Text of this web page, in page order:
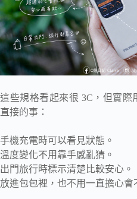
這些規格看起來很 3C，但實際
直接的事：
手機充電時可以看見狀態。
溫度變化不用靠手感亂猜。
出門旅行時標示清楚比較安心。
放進包包裡，也不用一直擔心會